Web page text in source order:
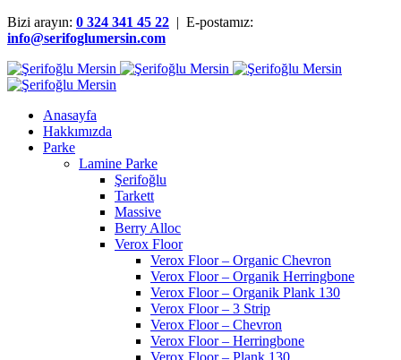
Bizi arayın: 0 324 341 45 22 | E-postamız:
info@serifoglumersin.com
Anasayfa
Hakkımızda
Parke
Lamine Parke
Şerifoğlu
Tarkett
Massive
Berry Alloc
Verox Floor
Verox Floor – Organic Chevron
Verox Floor – Organik Herringbone
Verox Floor – Organik Plank 130
Verox Floor – 3 Strip
Verox Floor – Chevron
Verox Floor – Herringbone
Verox Floor – Plank 130